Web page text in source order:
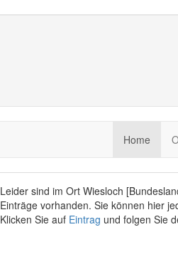
Home
Leider sind im Ort Wiesloch
Einträge vorhanden. Sie können hier
Klicken Sie auf Eintrag und folgen Sie